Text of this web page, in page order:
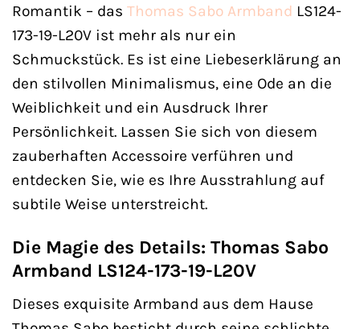
Romantik – das Thomas Sabo Armband LS124-
173-19-L20V ist mehr als nur ein
Schmuckstück. Es ist eine Liebeserklärung an
den stilvollen Minimalismus, eine Ode an die
Weiblichkeit und ein Ausdruck Ihrer
Persönlichkeit. Lassen Sie sich von diesem
zauberhaften Accessoire verführen und
entdecken Sie, wie es Ihre Ausstrahlung auf
subtile Weise unterstreicht.
Die Magie des Details: Thomas Sabo
Armband LS124-173-19-L20V
Dieses exquisite Armband aus dem Hause